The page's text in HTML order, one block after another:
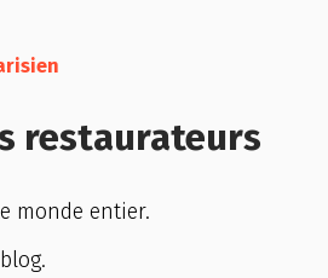
restaurateurs
monde entier.